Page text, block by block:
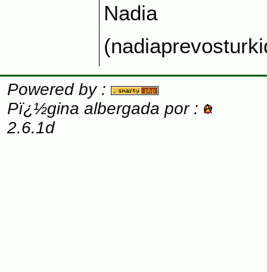
Nadia
Powered by :
Pï¿½gina albergada por :
2.6.1d